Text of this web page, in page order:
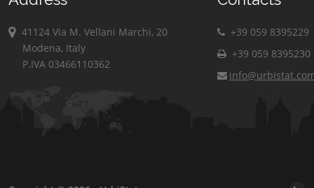
41124 Via M. Vellani Marchi, 20
Modena, Italy
P.IVA 03466110362
+39 059 8395229
+39 059 8395230